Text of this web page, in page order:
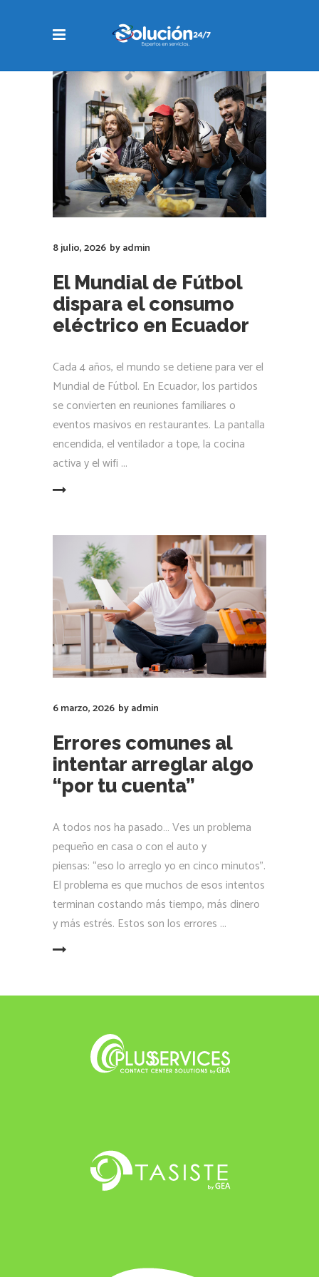
8 julio, 2026 byadmin
El Mundial de Fútbol
dispara el consumo
eléctrico en Ecuador
Cada 4 años, el mundo se detiene para ver el
Mundial de Fútbol. En Ecuador, los partidos
se convierten en reuniones familiares o
eventos masivos en restaurantes. La pantalla
encendida, el ventilador a tope, la cocina
activa y el wifi
6 marzo, 2026 byadmin
Errores comunes al
intentar arreglar algo
“por tu cuenta”
A todos nos ha pasado… Ves un problema
pequeño en casa o con el auto y
piensas: “eso lo arreglo yo en cinco minutos”.
El problema es que muchos de esos intentos
terminan costando más tiempo, más dinero
y más estrés. Estos son los errores